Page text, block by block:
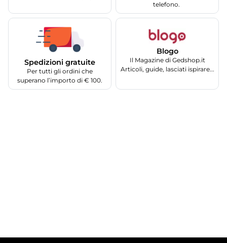
telefono.
Spedizioni gratuite
Per tutti gli ordini che
superano l’importo di € 100.
Blogo
Il Magazine di Gedshop.it
Articoli, guide, lasciati ispirare...